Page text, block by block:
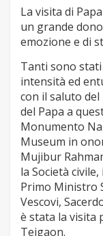
La visita di
un grande
emozione e di
Tanti sono
intensità ed
con il saluto del
del Papa a
Monumento
Museum in
Mujibur
la Società
Primo Ministro
Vescovi,
è stata la visita
Tejgaon.